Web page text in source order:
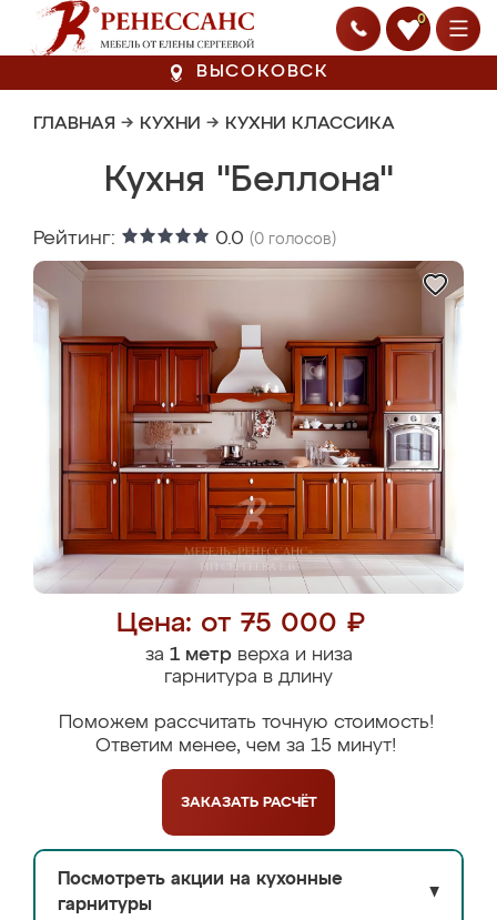
0
ВЫСОКОВСК
ГЛАВНАЯ → КУХНИ → КУХНИ КЛАССИКА
Кухня "Беллона"
Рейтинг: 0.0 (0 голосов)
Цена: от 75 000 ₽
за 1 метрверха и низа
гарнитура в длину
Поможем рассчитать точную стоимость!
Ответим менее, чем за 15 минут!
ЗАКАЗАТЬ РАСЧЁТ
Посмотреть акции на кухонные
гарнитуры
▼